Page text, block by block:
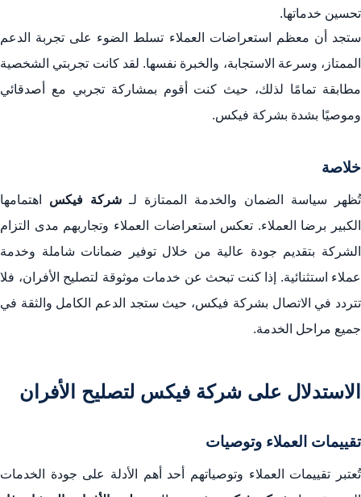
تحسين خدماتها.
ستجد أن معظم استعراضات العملاء تسلط الضوء على تجربة الدعم
الممتاز، وسرعة الاستجابة، والخبرة نفسها. لقد كانت تجربتي الشخصية
مطابقة تمامًا لذلك، حيث كنت أقوم بمشاركة تجربي مع أصدقائي
وموصيًا بشدة بشركة فيكس.
خلاصة
تُظهر سياسة الضمان والخدمة الممتازة لـ شركة فيكس اهتمامها
الكبير برضا العملاء. تعكس استعراضات العملاء وتجاربهم مدى التزام
الشركة بتقديم جودة عالية من خلال توفير ضمانات شاملة وخدمة
عملاء استثنائية. إذا كنت تبحث عن خدمات موثوقة لتصليح الأفران، فلا
تتردد في الاتصال بشركة فيكس، حيث ستجد الدعم الكامل والثقة في
جميع مراحل الخدمة.
الاستدلال على شركة فيكس لتصليح الأفران
تقييمات العملاء وتوصيات
تُعتبر تقييمات العملاء وتوصياتهم أحد أهم الأدلة على جودة الخدمات